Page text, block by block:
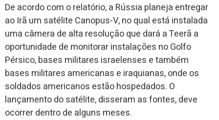
De acordo com o relatório, a Rússia planeja entregar
ao Irã um satélite Canopus-V, no qual está instalada
uma câmera de alta resolução que dará a Teerã a
oportunidade de monitorar instalações no Golfo
Pérsico, bases militares israelenses e também
bases militares americanas e iraquianas, onde os
soldados americanos estão hospedados. O
lançamento do satélite, disseram as fontes, deve
ocorrer dentro de alguns meses.